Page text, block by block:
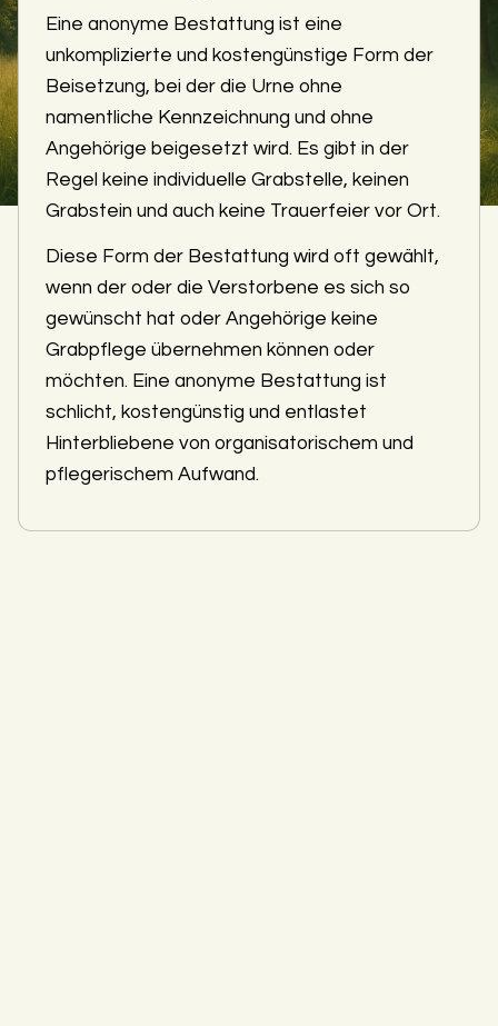
Eine anonyme Bestattung ist eine
unkomplizierte und kostengünstige Form der
Beisetzung, bei der die Urne ohne
namentliche Kennzeichnung und ohne
Angehörige beigesetzt wird. Es gibt in der
Regel keine individuelle Grabstelle, keinen
Grabstein und auch keine Trauerfeier vor Ort.
Diese Form der Bestattung wird oft gewählt,
wenn der oder die Verstorbene es sich so
gewünscht hat oder Angehörige keine
Grabpflege übernehmen können oder
möchten. Eine anonyme Bestattung ist
schlicht, kostengünstig und entlastet
Hinterbliebene von organisatorischem und
pflegerischem Aufwand.